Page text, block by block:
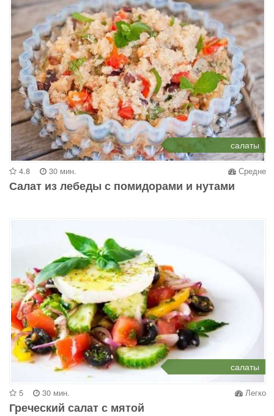
салаты
4.8 30 мин. Средне
Салат из лебеды с помидорами и нутами
салаты
5 30 мин. Легко
Греческий салат с мятой